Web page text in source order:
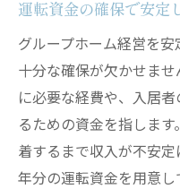
運転資金の確保で安定
グループホーム経営を
十分な確保が欠かせま
に必要な経費や、入居
るための資金を指しま
着するまで収入が不安
年分の運転資金を用意し